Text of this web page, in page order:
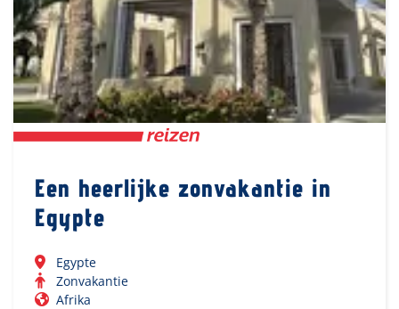
Een heerlijke zonvakantie in
Egypte
Egypte
Zonvakantie
Afrika